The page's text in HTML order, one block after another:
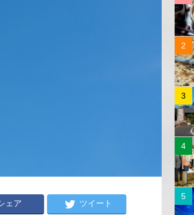
ェア ツイート